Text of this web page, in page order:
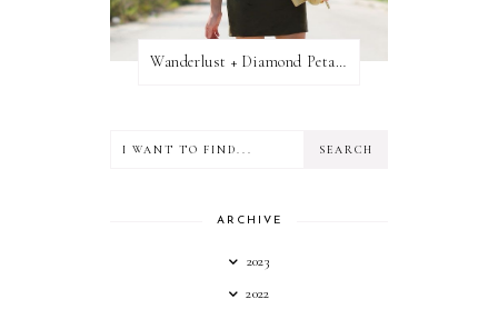
Wanderlust + Diamond Petal Giveaway
ARCHIVE
2023
2022